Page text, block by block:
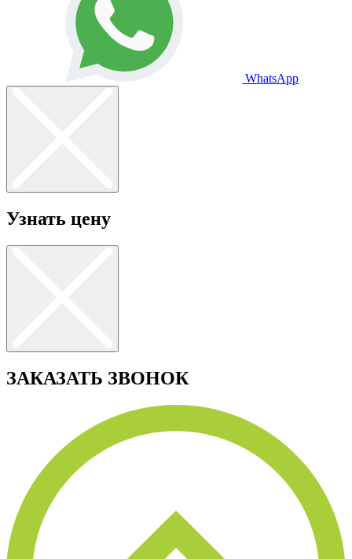
WhatsApp
Узнать цену
ЗАКАЗАТЬ ЗВОНОК